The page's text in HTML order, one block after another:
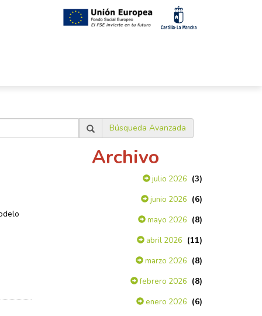
Búsqueda Avanzada
Archivo
julio 2026 (3)
junio 2026 (6)
mayo 2026 (8)
abril 2026 (11)
marzo 2026 (8)
febrero 2026 (8)
enero 2026 (6)